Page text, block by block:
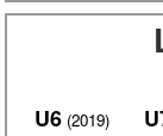
U6(2019)